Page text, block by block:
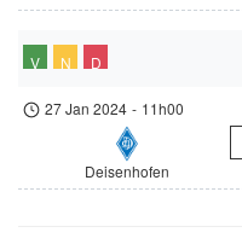
V N D
27 Jan 2024 - 11h00
Deisenhofen